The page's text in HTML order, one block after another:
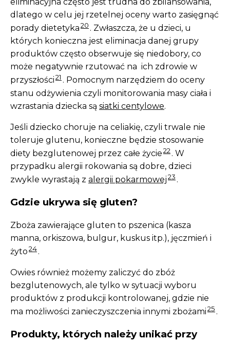
dlatego w celu jej rzetelnej oceny warto zasięgnąć
porady dietetyka20 . Zwłaszcza, że u dzieci, u
których konieczna jest eliminacja danej grupy
produktów często obserwuje się niedobory, co
może negatywnie rzutować na ich zdrowie w
przyszłości21 . Pomocnym narzędziem do oceny
stanu odżywienia czyli monitorowania masy ciała i
wzrastania dziecka są siatki centylowe.
Jeśli dziecko choruje na celiakię, czyli trwale nie
toleruje glutenu, konieczne będzie stosowanie
diety bezglutenowej przez całe życie22 . W
przypadku alergii rokowania są dobre, dzieci
zwykle wyrastają z alergii pokarmowej23 .
Gdzie ukrywa się gluten?
Zboża zawierające gluten to pszenica (kasza
manna, orkiszowa, bulgur, kuskus itp.), jęczmień i
żyto24.
Owies również możemy zaliczyć do zbóż
bezglutenowych, ale tylko w sytuacji wyboru
produktów z produkcji kontrolowanej, gdzie nie
ma możliwości zanieczyszczenia innymi zbożami25 .
Produkty, których należy unikać przy